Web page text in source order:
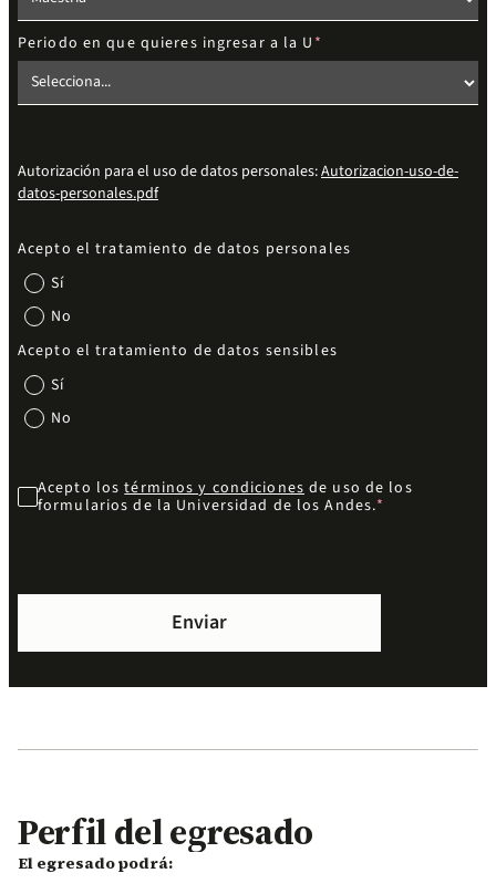
Periodo en que quieres ingresar a la U
Autorización para el uso de datos personales:Autorizacion-uso-de-
datos-personales.pdf
Acepto el tratamiento de datos personales
Sí
No
Acepto el tratamiento de datos sensibles
Sí
No
Acepto lostérminos y condiciones de uso de los
formularios de la Universidad de los Andes.
Perfil del egresado
El egresado podrá: